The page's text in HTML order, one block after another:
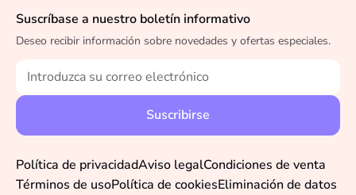
Suscríbase a nuestro boletín informativo
Deseo recibir información sobre novedades y ofertas especiales.
Política de privacidadAviso legalCondiciones de venta
Términos de usoPolítica de cookiesEliminación de datos